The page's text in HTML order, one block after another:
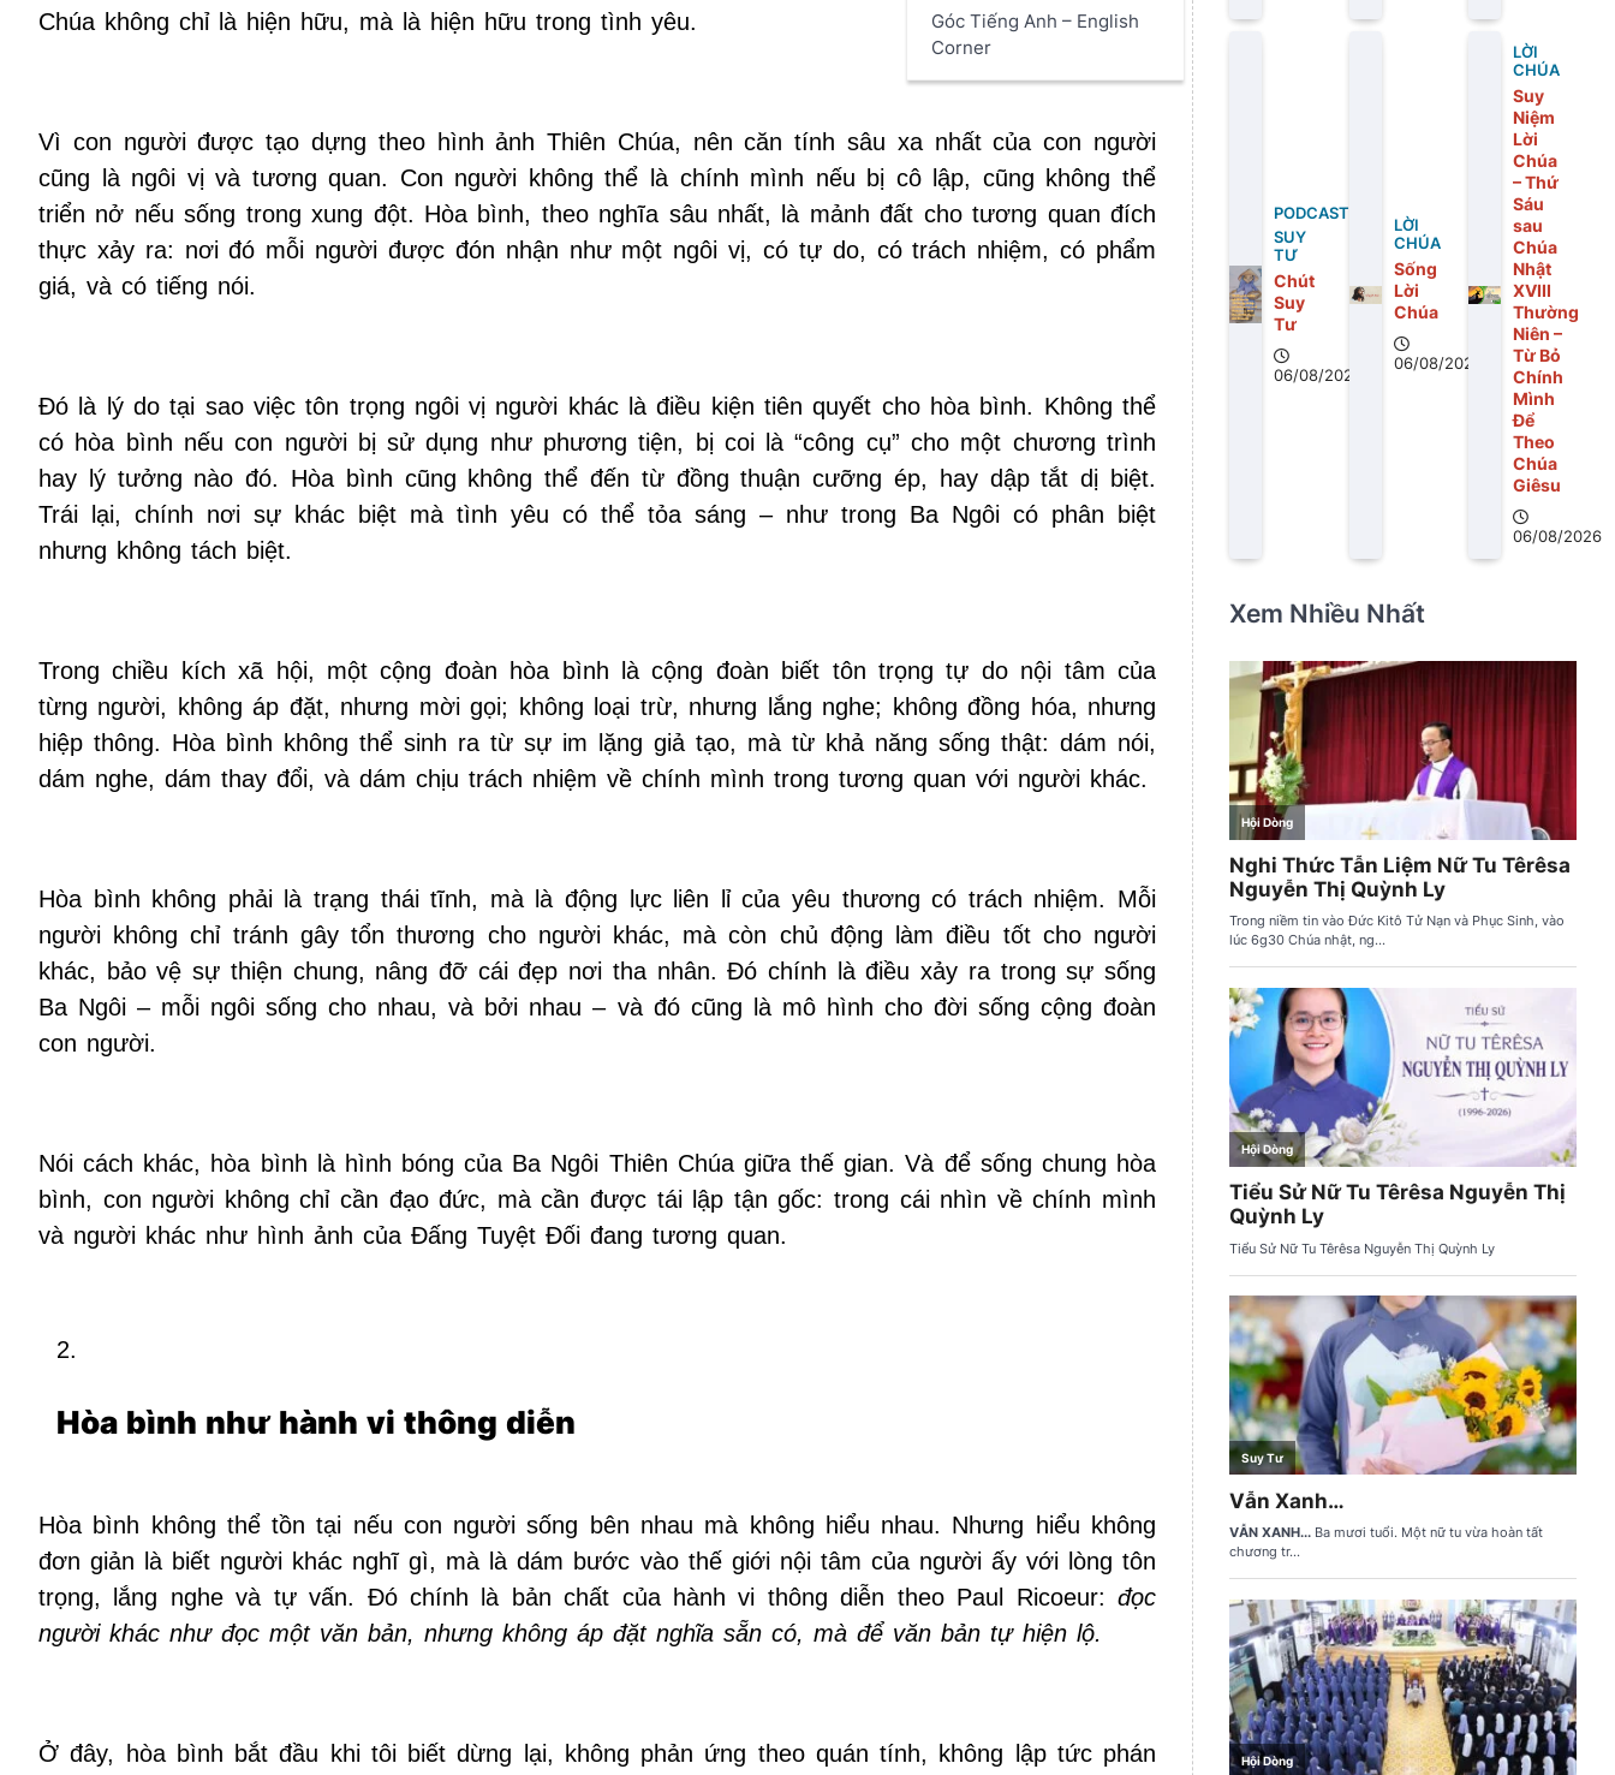
Góc Tiếng Anh – English
Corner
Chúa không chỉ là hiện hữu, mà là hiện hữu trong tình yêu.
Vì con người được tạo dựng theo hình ảnh Thiên Chúa, nên căn tính sâu xa nhất của con người
cũng là ngôi vị và tương quan. Con người không thể là chính mình nếu bị cô lập, cũng không thể
triển nở nếu sống trong xung đột. Hòa bình, theo nghĩa sâu nhất, là mảnh đất cho tương quan đích
thực xảy ra: nơi đó mỗi người được đón nhận như một ngôi vị, có tự do, có trách nhiệm, có phẩm
giá, và có tiếng nói.
Đó là lý do tại sao việc tôn trọng ngôi vị người khác là điều kiện tiên quyết cho hòa bình. Không thể
có hòa bình nếu con người bị sử dụng như phương tiện, bị coi là “công cụ” cho một chương trình
hay lý tưởng nào đó. Hòa bình cũng không thể đến từ đồng thuận cưỡng ép, hay dập tắt dị biệt.
Trái lại, chính nơi sự khác biệt mà tình yêu có thể tỏa sáng – như trong Ba Ngôi có phân biệt
nhưng không tách biệt.
Trong chiều kích xã hội, một cộng đoàn hòa bình là cộng đoàn biết tôn trọng tự do nội tâm của
từng người, không áp đặt, nhưng mời gọi; không loại trừ, nhưng lắng nghe; không đồng hóa, nhưng
hiệp thông. Hòa bình không thể sinh ra từ sự im lặng giả tạo, mà từ khả năng sống thật: dám nói,
dám nghe, dám thay đổi, và dám chịu trách nhiệm về chính mình trong tương quan với người khác.
Hòa bình không phải là trạng thái tĩnh, mà là động lực liên lỉ của yêu thương có trách nhiệm. Mỗi
người không chỉ tránh gây tổn thương cho người khác, mà còn chủ động làm điều tốt cho người
khác, bảo vệ sự thiện chung, nâng đỡ cái đẹp nơi tha nhân. Đó chính là điều xảy ra trong sự sống
Ba Ngôi – mỗi ngôi sống cho nhau, và bởi nhau – và đó cũng là mô hình cho đời sống cộng đoàn
con người.
Nói cách khác, hòa bình là hình bóng của Ba Ngôi Thiên Chúa giữa thế gian. Và để sống chung hòa
bình, con người không chỉ cần đạo đức, mà cần được tái lập tận gốc: trong cái nhìn về chính mình
và người khác như hình ảnh của Đấng Tuyệt Đối đang tương quan.
Hòa bình như hành vi thông diễn
Hòa bình không thể tồn tại nếu con người sống bên nhau mà không hiểu nhau. Nhưng hiểu không
đơn giản là biết người khác nghĩ gì, mà là dám bước vào thế giới nội tâm của người ấy với lòng tôn
trọng, lắng nghe và tự vấn. Đó chính là bản chất của hành vi thông diễn theo Paul Ricoeur: đọc
người khác như đọc một văn bản, nhưng không áp đặt nghĩa sẵn có, mà để văn bản tự hiện lộ.
Ở đây, hòa bình bắt đầu khi tôi biết dừng lại, không phản ứng theo quán tính, không lập tức phán
PODCAST
SUY
TƯ
Chút
Suy
Tư
06/08/2026
LỜI
CHÚA
Sống
Lời
Chúa
06/08/2026
LỜI
CHÚA
Suy
Niệm
Lời
Chúa
– Thứ
Sáu
sau
Chúa
Nhật
XVIII
Thường
Niên –
Từ Bỏ
Chính
Mình
Để
Theo
Chúa
Giêsu
06/08/2026
Xem Nhiều Nhất